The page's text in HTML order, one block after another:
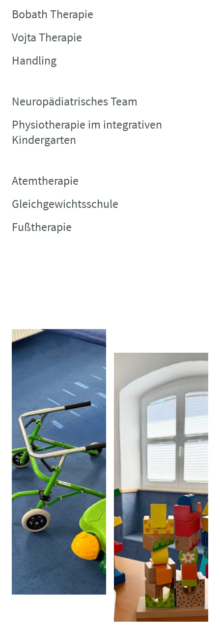
Bobath Therapie
Vojta Therapie
Handling
Neuropädiatrisches Team
Physiotherapie im integrativen
Kindergarten
Atemtherapie
Gleichgewichtsschule
Fußtherapie